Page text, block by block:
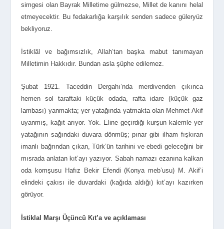
simgesi olan Bayrak Milletime gülmezse, Millet de kanını helal
etmeyecektir. Bu fedakarlığa karşılık senden sadece güleryüz
bekliyoruz.
İstiklâl ve bağımsızlık, Allah’tan başka mabut tanımayan
Milletimin Hakkıdır. Bundan asla şüphe edilemez.
Şubat 1921. Taceddin Dergahı’nda merdivenden çıkınca
hemen sol taraftaki küçük odada, rafta idare (küçük gaz
lambası) yanmakta; yer yatağında yatmakta olan Mehmet Akif
uyanmış, kağıt arıyor. Yok. Eline geçirdiği kurşun kalemle yer
yatağının sağındaki duvara dönmüş; pınar gibi ilham fışkıran
imanlı bağrından çıkan, Türk’ün tarihini ve ebedi geleceğini bir
mısrada anlatan kıt’ayı yazıyor. Sabah namazı ezanına kalkan
oda komşusu Hafız Bekir Efendi (Konya meb’usu) M. Akif’i
elindeki çakısı ile duvardaki (kağıda aldığı) kıt’ayı kazırken
görüyor.
İstiklal Marşı Üçüncü Kıt’a ve açıklaması